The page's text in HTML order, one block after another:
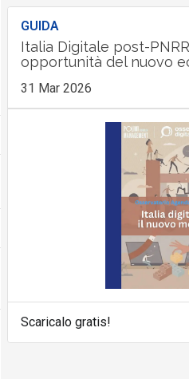
GUIDA
Italia Digitale post-
opportunità del nuovo
31 Mar 2026
Scaricalo gratis!